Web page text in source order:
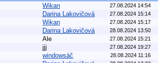
Wikan 27.08.2024 14:54
Darina Lakovičová 27.08.2024 15:14
Wikan 27.08.2024 15:17
Darina Lakovičová 28.08.2024 13:50
Ale 27.08.2024 15:21
jjj 27.08.2024 19:27
windowsáč 28.08.2024 11:16